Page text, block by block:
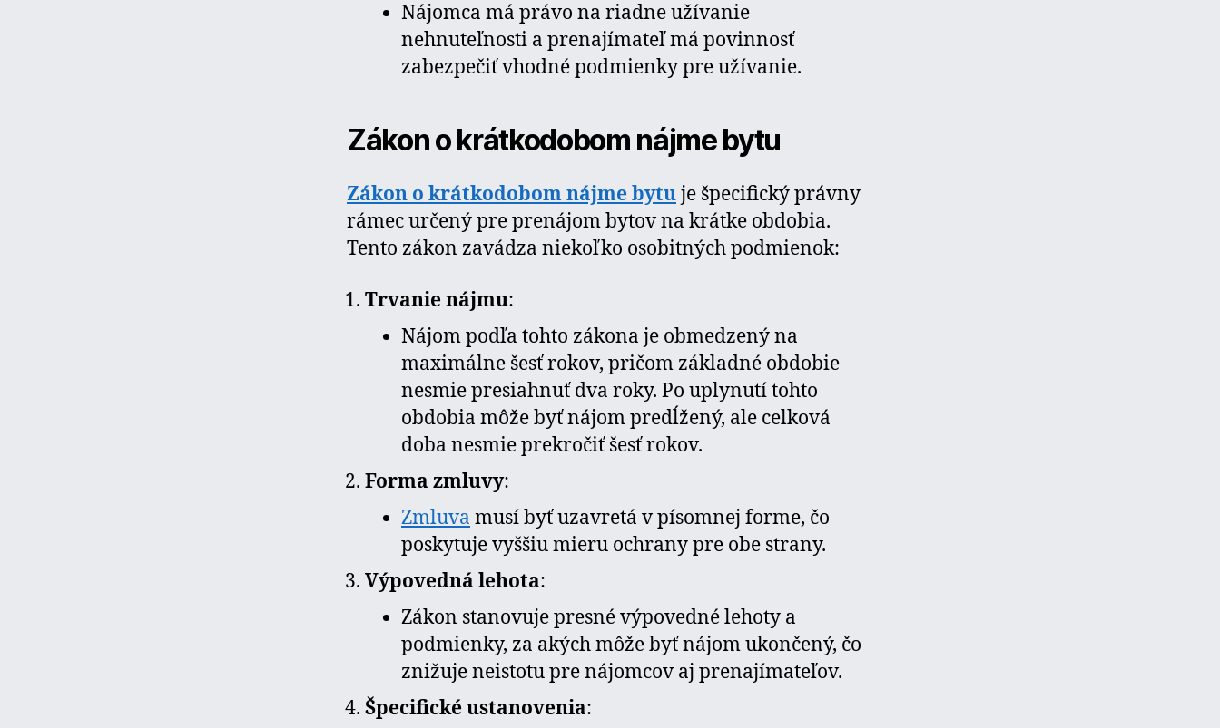
Nájomca má právo na riadne užívanie
nehnuteľnosti a prenajímateľ má povinnosť
zabezpečiť vhodné podmienky pre užívanie.
Zákon o krátkodobom nájme bytu
Zákon o krátkodobom nájme bytuje špecifický právny
rámec určený pre prenájom bytov na krátke obdobia.
Tento zákon zavádza niekoľko osobitných podmienok:
Trvanie nájmu:
Nájom podľa tohto zákona je obmedzený na
maximálne šesť rokov, pričom základné obdobie
nesmie presiahnuť dva roky. Po uplynutí tohto
obdobia môže byť nájom predĺžený, ale celková
doba nesmie prekročiť šesť rokov.
Forma zmluvy:
Zmluva musí byť uzavretá v písomnej forme, čo
poskytuje vyššiu mieru ochrany pre obe strany.
Výpovedná lehota:
Zákon stanovuje presné výpovedné lehoty a
podmienky, za akých môže byť nájom ukončený, čo
znižuje neistotu pre nájomcov aj prenajímateľov.
Špecifické ustanovenia: